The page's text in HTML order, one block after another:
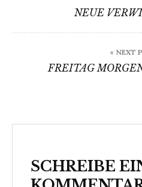
NEUE
« NEXT
FREITAG
SCHREIBE